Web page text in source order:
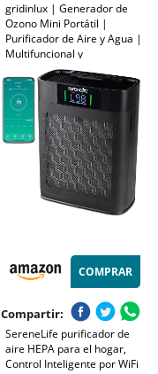
gridinlux | Generador de
Ozono Mini Portátil |
Purificador de Aire y Agua |
Multifuncional y
Desinfectante | Filtra y
Neutraliza alérgenos y
Malos olores | Potencia y
duración Personalizable |
10W
COMPRAR
Compartir:
SereneLife purificador de
aire HEPA para el hogar,
Control Inteligente por WiFi